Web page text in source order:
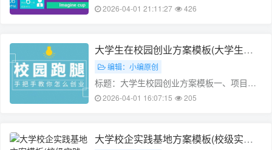
了鼓励和推动我国大学生创新精神的发展，
大学生创新杯比赛。二、比赛目的1. 激发大
学生的创新精神，培养创新人才。……
2026-04-01 21:11:27 426
大学生在校园创业方案模板(大学生在
校园创业方案模板范文)
编辑：小编原创
标题：大学生校园创业方案模板一、项目概
述本项目旨在为大学生提供一个校园创业方
目背景、项目目标、市场分析、产品或服务
2026-04-01 16:07:15 205
大学校企实践基地方案模板(校级实践